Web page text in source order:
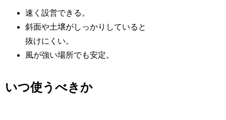
速く設営できる。
斜面や土壌がしっかりしていると
抜けにくい。
風が強い場所でも安定。
いつ使うべきか